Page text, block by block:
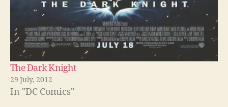
The Dark Knight
29 July, 2012
In "DC Comics"